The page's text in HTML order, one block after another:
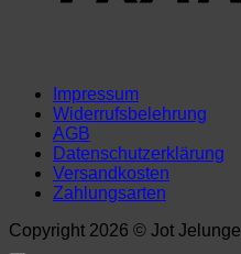
Impressum
Widerrufsbelehrung
AGB
Datenschutzerklärung
Versandkosten
Zahlungsarten
Copyright 2026 © Jot Jelunge